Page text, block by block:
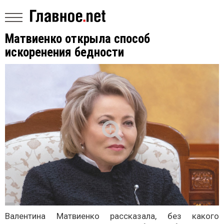
Матвиенко открыла способ
искоренения бедности
Валентина Матвиенко рассказала, без какого